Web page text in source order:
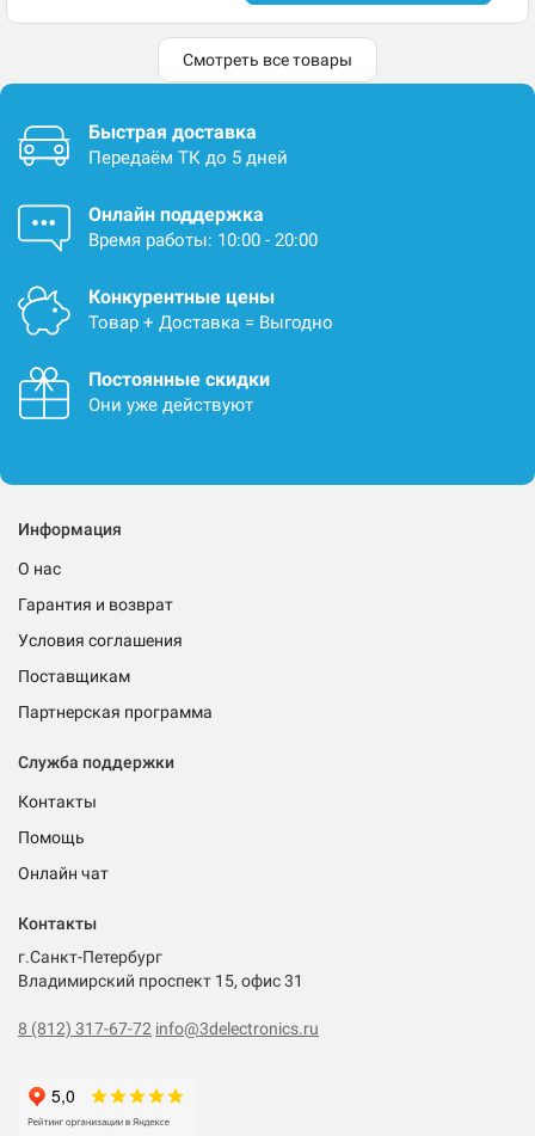
Смотреть все товары
Быстрая доставка
Передаём ТК до 5 дней
Онлайн поддержка
Время работы: 10:00 - 20:00
Конкурентные цены
Товар + Доставка = Выгодно
Постоянные скидки
Они уже действуют
Информация
О нас
Гарантия и возврат
Условия соглашения
Поставщикам
Партнерская программа
Служба поддержки
Контакты
Помощь
Онлайн чат
Контакты
г.Санкт-Петербург
Владимирский проспект 15, офис 31
8 (812) 317-67-72 info@3delectronics.ru